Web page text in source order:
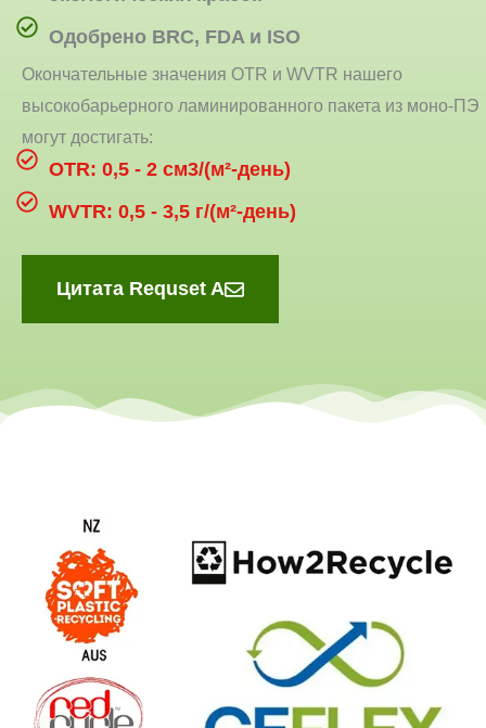
Одобрено BRC, FDA и ISO
Окончательные значения OTR и WVTR нашего
высокобарьерного ламинированного пакета из моно-ПЭ
могут достигать:
OTR: 0,5 - 2 см3/(м²-день)
WVTR: 0,5 - 3,5 г/(м²-день)
Цитата Requset A